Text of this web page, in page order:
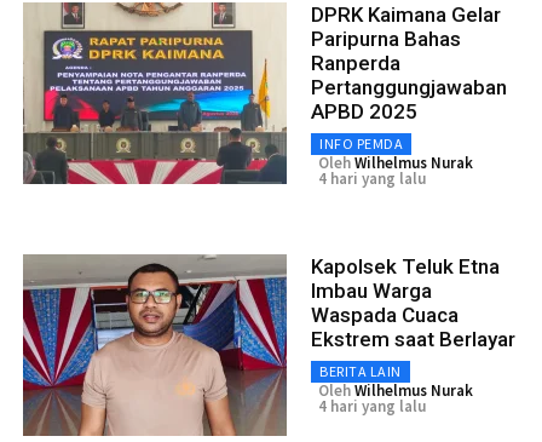
DPRK Kaimana Gelar
Paripurna Bahas
Ranperda
Pertanggungjawaban
APBD 2025
INFO PEMDA
OlehWilhelmus Nurak
4 hari yang lalu
Kapolsek Teluk Etna
Imbau Warga
Waspada Cuaca
Ekstrem saat Berlayar
BERITA LAIN
OlehWilhelmus Nurak
4 hari yang lalu